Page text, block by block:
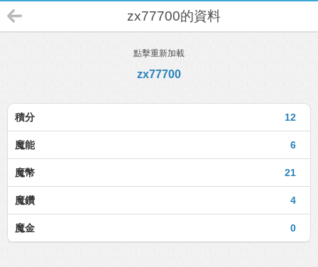
zx77700的資料
點擊重新加載
zx77700
12
積分
6
魔能
21
魔幣
4
魔鑽
0
魔金